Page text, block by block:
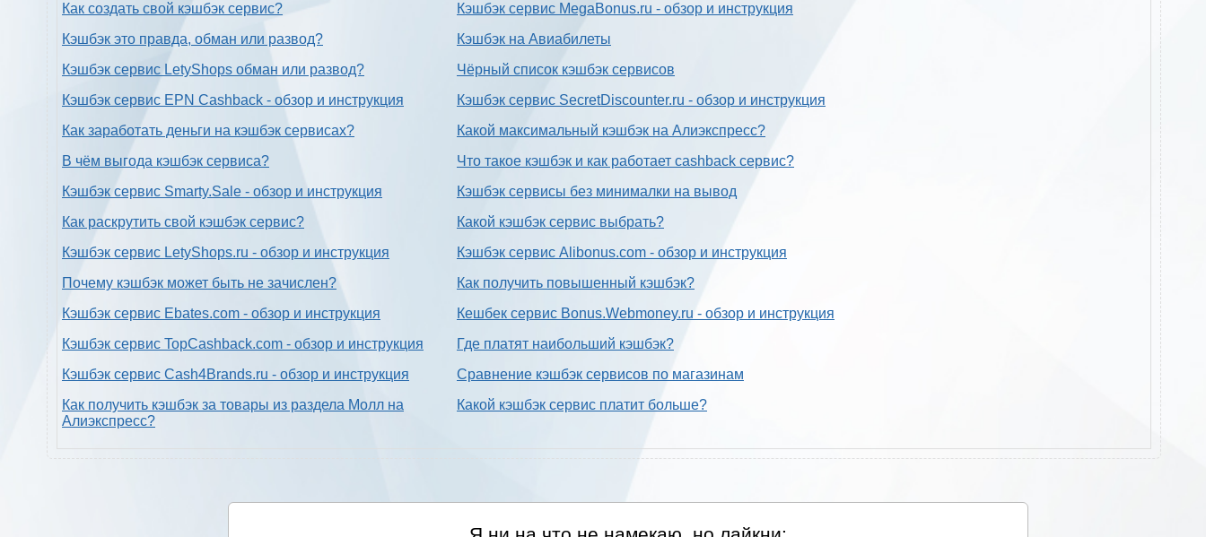
Как создать свой кэшбэк сервис?
Кэшбэк это правда, обман или развод?
Кэшбэк сервис LetyShops обман или развод?
Кэшбэк сервис EPN Cashback - обзор и инструкция
Как заработать деньги на кэшбэк сервисах?
В чём выгода кэшбэк сервиса?
Кэшбэк сервис Smarty.Sale - обзор и инструкция
Как раскрутить свой кэшбэк сервис?
Кэшбэк сервис LetyShops.ru - обзор и инструкция
Почему кэшбэк может быть не зачислен?
Кэшбэк сервис Ebates.com - обзор и инструкция
Кэшбэк сервис TopCashback.com - обзор и инструкция
Кэшбэк сервис Cash4Brands.ru - обзор и инструкция
Как получить кэшбэк за товары из раздела Молл на
Алиэкспресс?
Кэшбэк сервис MegaBonus.ru - обзор и инструкция
Кэшбэк на Авиабилеты
Чёрный список кэшбэк сервисов
Кэшбэк сервис SecretDiscounter.ru - обзор и инструкция
Какой максимальный кэшбэк на Алиэкспресс?
Что такое кэшбэк и как работает cashback сервис?
Кэшбэк сервисы без минималки на вывод
Какой кэшбэк сервис выбрать?
Кэшбэк сервис Alibonus.com - обзор и инструкция
Как получить повышенный кэшбэк?
Кешбек сервис Bonus.Webmoney.ru - обзор и инструкция
Где платят наибольший кэшбэк?
Сравнение кэшбэк сервисов по магазинам
Какой кэшбэк сервис платит больше?